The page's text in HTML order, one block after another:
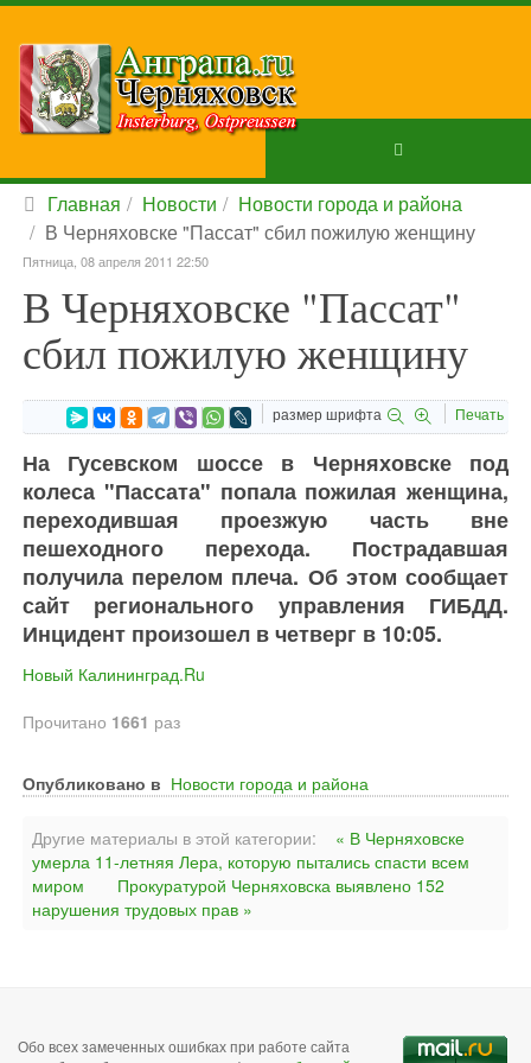
Главная Новости
Новости города и района
В Черняховске "Пассат" сбил пожилую женщину
Пятница, 08 апреля 2011 22:50
В Черняховске "Пассат"
сбил пожилую женщину
размер шрифта Печать
На Гусевском шоссе в Черняховске под
колеса "Пассата" попала пожилая женщина,
переходившая проезжую часть вне
пешеходного перехода. Пострадавшая
получила перелом плеча. Об этом сообщает
сайт регионального управления ГИБДД.
Инцидент произошел в четверг в 10:05.
Новый Калининград.Ru
Прочитано 1661 раз
Опубликовано в Новости города и района
Другие материалы в этой категории:
« В Черняховске
умерла 11-летняя Лера, которую пытались спасти всем
миром
Прокуратурой Черняховска выявлено 152
нарушения трудовых прав »
Обо всех замеченных ошибках при работе сайта